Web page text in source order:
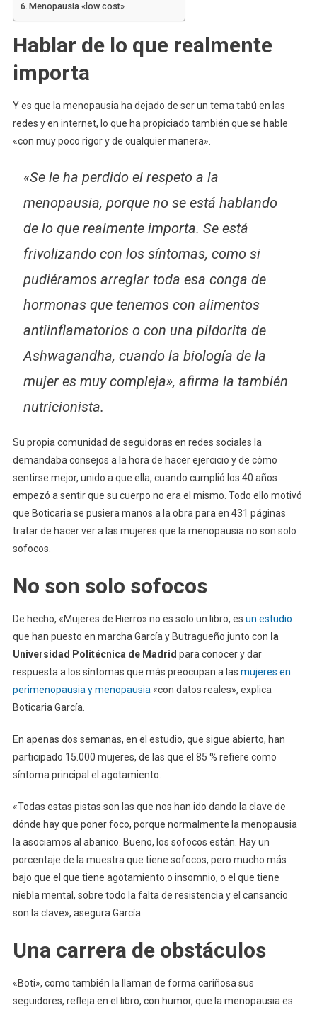
Menopausia «low cost»
Hablar de lo que realmente
importa
Y es que la menopausia ha dejado de ser un tema tabú en las
redes y en internet, lo que ha propiciado también que se hable
«con muy poco rigor y de cualquier manera».
«Se le ha perdido el respeto a la
menopausia, porque no se está hablando
de lo que realmente importa. Se está
frivolizando con los síntomas, como si
pudiéramos arreglar toda esa conga de
hormonas que tenemos con alimentos
antiinflamatorios o con una pildorita de
Ashwagandha, cuando la biología de la
mujer es muy compleja», afirma la también
nutricionista.
Su propia comunidad de seguidoras en redes sociales la
demandaba consejos a la hora de hacer ejercicio y de cómo
sentirse mejor, unido a que ella, cuando cumplió los 40 años
empezó a sentir que su cuerpo no era el mismo. Todo ello motivó
que Boticaria se pusiera manos a la obra para en 431 páginas
tratar de hacer ver a las mujeres que la menopausia no son solo
sofocos.
No son solo sofocos
De hecho, «Mujeres de Hierro» no es solo un libro, es un estudio
que han puesto en marcha García y Butragueño junto con la
Universidad Politécnica de Madrid para conocer y dar
respuesta a los síntomas que más preocupan a las mujeres en
perimenopausia y menopausia«con datos reales», explica
Boticaria García.
En apenas dos semanas, en el estudio, que sigue abierto, han
participado 15.000 mujeres, de las que el 85 % refiere como
síntoma principal el agotamiento.
«Todas estas pistas son las que nos han ido dando la clave de
dónde hay que poner foco, porque normalmente la menopausia
la asociamos al abanico. Bueno, los sofocos están. Hay un
porcentaje de la muestra que tiene sofocos, pero mucho más
bajo que el que tiene agotamiento o insomnio, o el que tiene
niebla mental, sobre todo la falta de resistencia y el cansancio
son la clave», asegura García.
Una carrera de obstáculos
«Boti», como también la llaman de forma cariñosa sus
seguidores, refleja en el libro, con humor, que la menopausia es